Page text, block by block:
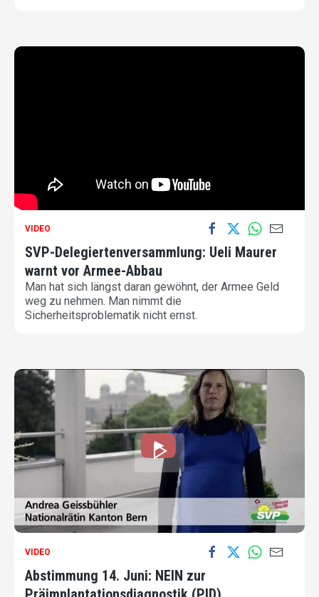
VIDEO
SVP-Delegiertenversammlung: Ueli Maurer
warnt vor Armee-Abbau
Man hat sich längst daran gewöhnt, der Armee Geld
weg zu nehmen. Man nimmt die
Sicherheitsproblematik nicht ernst.
VIDEO
Abstimmung 14. Juni: NEIN zur